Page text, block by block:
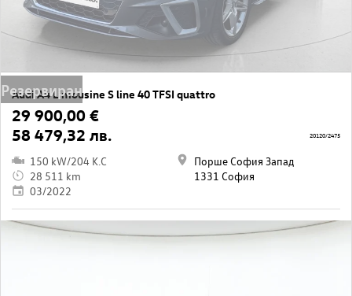
Резервиран
Audi A4 Limousine S line 40 TFSI quattro
29 900,00 €
58 479,32 лв.
150 kW/204 K.C
28 511 km
03/2022
Порше София Запад
1331 София
20120/2475